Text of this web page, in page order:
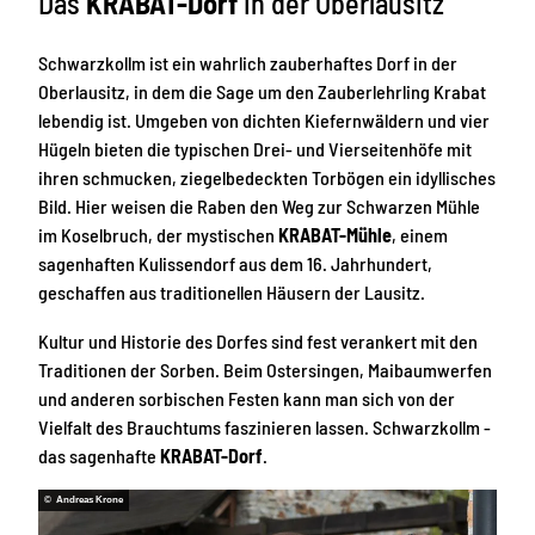
Schwarzkollm ist ein wahrlich zauberhaftes Dorf in der
Oberlausitz, in dem die Sage um den Zauberlehrling Krabat
lebendig ist. Umgeben von dichten Kiefernwäldern und vier
Hügeln bieten die typischen Drei- und Vierseitenhöfe mit
ihren schmucken, ziegelbedeckten Torbögen ein idyllisches
Bild. Hier weisen die Raben den Weg zur Schwarzen Mühle
im Koselbruch, der mystischen KRABAT-Mühle, einem
sagenhaften Kulissendorf aus dem 16. Jahrhundert,
geschaffen aus traditionellen Häusern der Lausitz.
Kultur und Historie des Dorfes sind fest verankert mit den
Traditionen der Sorben. Beim Ostersingen, Maibaumwerfen
und anderen sorbischen Festen kann man sich von der
Vielfalt des Brauchtums faszinieren lassen. Schwarzkollm -
das sagenhafte KRABAT-Dorf
© Andreas Krone